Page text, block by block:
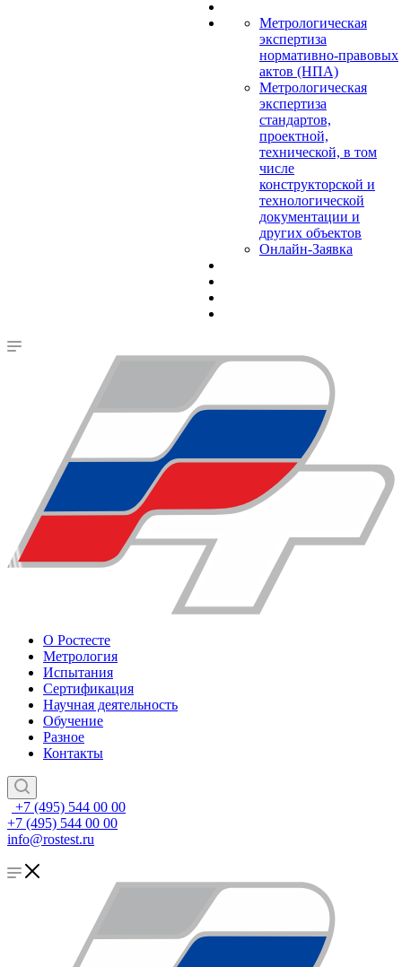
Метрологическая
экспертиза
нормативно-правовых
актов (НПА)
Метрологическая
экспертиза
стандартов,
проектной,
технической, в том
числе
конструкторской и
технологической
документации и
других объектов
Онлайн-Заявка
О Ростесте
Метрология
Испытания
Сертификация
Научная деятельность
Обучение
Разное
Контакты
+7 (495) 544 00 00
+7 (495) 544 00 00
info@rostest.ru